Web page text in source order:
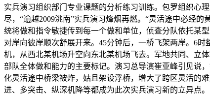
实兵演习组织部门专业课题的分析练习训练。包罗组织心
尽，“逾越2009洮南”实兵演习烽烟再燃。“灵活途中必经
统将做和指令敏捷传到每一个做和单位，侦查分队依托某
对岸向彼岸顺次舒展开来。45分钟后，一桥飞架两岸。6
机，从西北某机场升空向东北某机场飞去。军地共同、立
部队全体做和能力的主要标记。演习总导演崔亚峰引见说
化灵活途中桥梁被炸，姑且架设浮桥，增大了跨区灵活的
进、多突击、纵深机降等都成为此次实兵演习新的立异点